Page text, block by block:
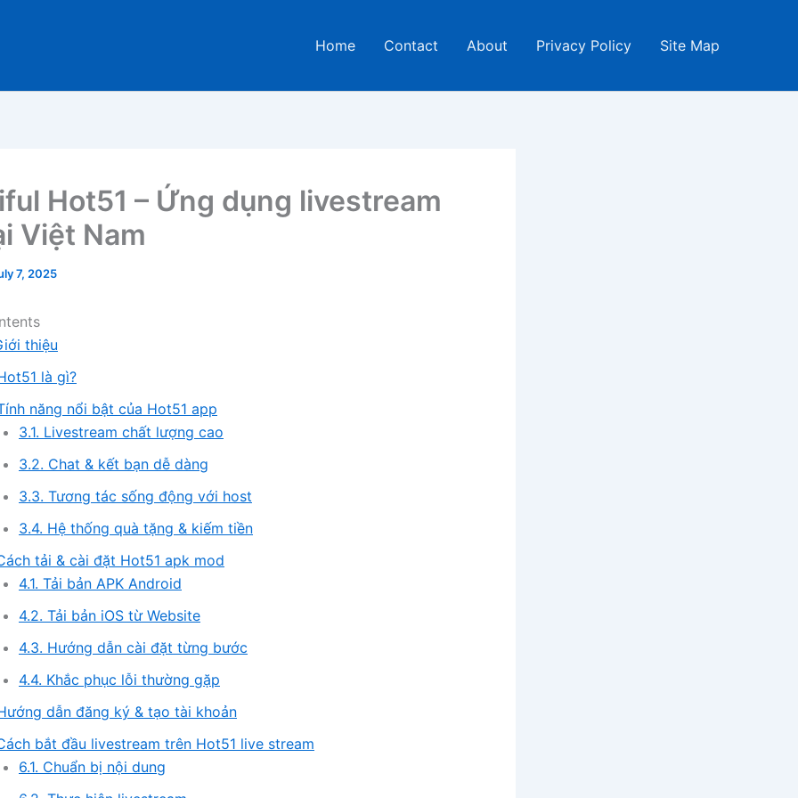
Home Contact About Privacy Policy Site Map
Hot51 – Ứng dụng livestream
Việt Nam
7, 2025
thiệu
là gì?
năng nổi bật của Hot51 app
3.1. Livestream chất lượng cao
3.2. Chat & kết bạn dễ dàng
3.3. Tương tác sống động với host
3.4. Hệ thống quà tặng & kiếm tiền
tải & cài đặt Hot51 apk mod
4.1. Tải bản APK Android
4.2. Tải bản iOS từ Website
4.3. Hướng dẫn cài đặt từng bước
4.4. Khắc phục lỗi thường gặp
dẫn đăng ký & tạo tài khoản
bắt đầu livestream trên Hot51 live stream
6.1. Chuẩn bị nội dung